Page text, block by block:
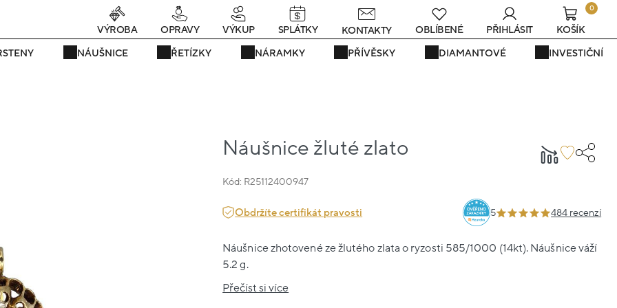
teď! - 20 % na vše! Kód: SRPEN20 22 dní : 15h : 17m : 13s
NÁUŠNICE ŘETÍZKY NÁRAMKY PŘÍVĚSKY DIAMANTOVÉ INVESTIČNÍ
VÝROBA OPRAVY VÝKUP SPLÁTKY KONTAKTY OBLÍBENÉ PŘIHLÁSIT
0
KOŠÍK
Náušnice žluté zlato
Kód: R25112400947
Obdržíte certifikát pravosti 5 484 recenzí
Náušnice zhotovené ze žlutého zlata o ryzosti 585/1000 (14kt). Náušnice váží
5.2 g.
Přečíst si více